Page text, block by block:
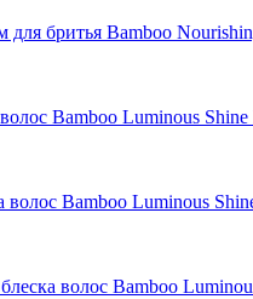
бритья Bamboo
Bamboo Luminous
Bamboo Luminous
волос Bamboo